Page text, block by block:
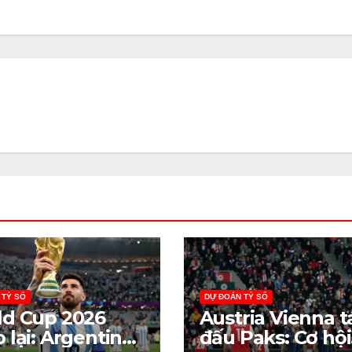
TỶ SỐ
Cup 2026
lại: Argentina
DỰ ĐOÁN TỶ SỐ
Austria Vienna
đấu Paks: Cơ hội